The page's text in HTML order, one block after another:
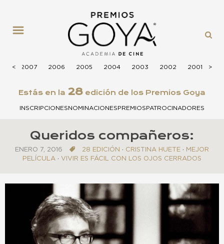
<
< 2007 2006 2005 2004 2003 2002 2001 >
>
Estás en la 28 edición de los Premios Goya
INSCRIPCIONESNOMINACIONESPREMIOSPATROCINADORES
Queridos compañeros:
ENERO 7, 2016 28 EDICIÓN · CRISTINA HUETE · MEJOR
PELÍCULA · VIVIR ES FÁCIL CON LOS OJOS CERRADOS